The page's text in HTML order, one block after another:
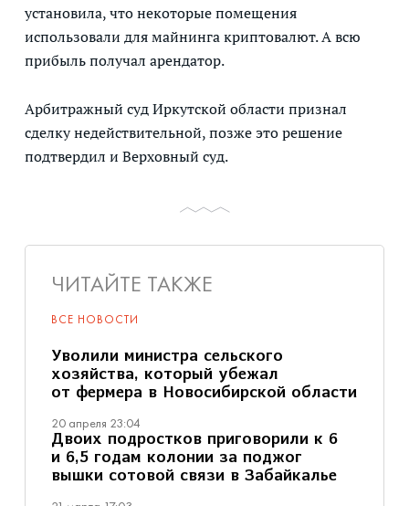
установила, что некоторые помещения
использовали для майнинга криптовалют. А всю
прибыль получал арендатор.
Арбитражный суд Иркутской области признал
сделку недействительной, позже это решение
подтвердил и Верховный суд.
ЧИТАЙТЕ ТАКЖЕ
ВСЕ НОВОСТИ
Уволили министра сельского
хозяйства, который убежал
от фермера в Новосибирской области
20 апреля 23:04
Двоих подростков приговорили к 6
и 6,5 годам колонии за поджог
вышки сотовой связи в Забайкалье